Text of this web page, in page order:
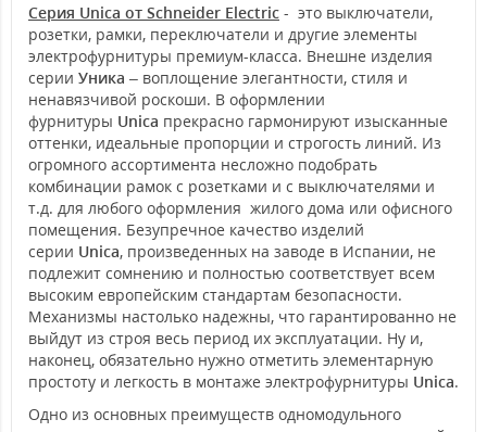
Серия Unica от Schneider Electric - это выключатели,
розетки, рамки, переключатели и другие элементы
электрофурнитуры премиум-класса. Внешне изделия
серии Уника – воплощение элегантности, стиля и
ненавязчивой роскоши. В оформлении
фурнитуры Unica прекрасно гармонируют изысканные
оттенки, идеальные пропорции и строгость линий. Из
огромного ассортимента несложно подобрать
комбинации рамок с розетками и с выключателями и
т.д. для любого оформления жилого дома или офисного
помещения. Безупречное качество изделий
серии Unica, произведенных на заводе в Испании, не
подлежит сомнению и полностью соответствует всем
высоким европейским стандартам безопасности.
Механизмы настолько надежны, что гарантированно не
выйдут из строя весь период их эксплуатации. Ну и,
наконец, обязательно нужно отметить элементарную
простоту и легкость в монтаже электрофурнитуры Unica.
Одно из основных преимуществ одномодульного